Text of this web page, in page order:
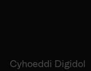
Cyhoeddi Digidol